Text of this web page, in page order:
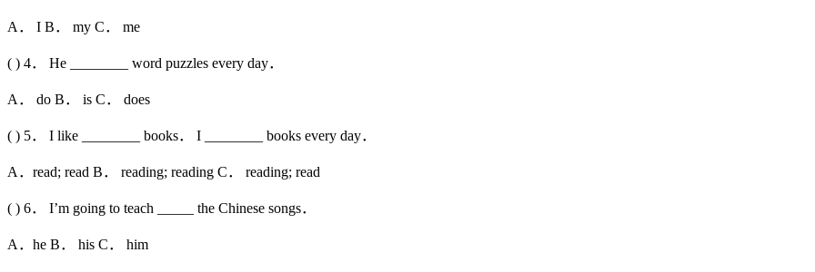
A． I B． my C． me
( ) 4． He ________ word puzzles every day．
A． do B． is C． does
( ) 5． I like ________ books． I ________ books every day．
A．read; read B． reading; reading C． reading; read
( ) 6． I’m going to teach _____ the Chinese songs．
A．he B． his C． him